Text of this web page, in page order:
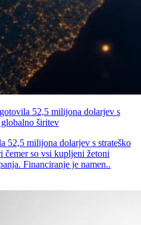
52,5 milijona dolarjev s
širitev
52,5 milijona dolarjev s strateško
so vsi kupljeni žetoni
Financiranje je namen..